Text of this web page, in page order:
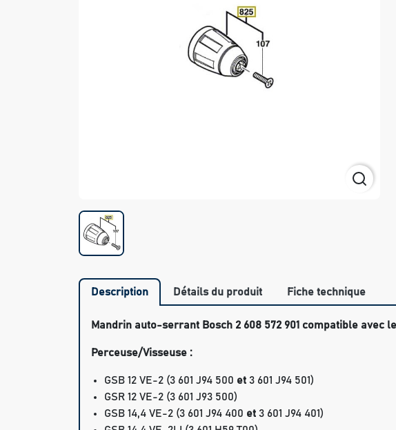
Description Détails du produit Fiche technique
Mandrin auto-serrant Bosch 2 608 572 901 compatible avec
Perceuse/Visseuse :
GSB 12 VE-2 (3 601 J94 500 et 3 601 J94 501)
GSR 12 VE-2 (3 601 J93 500)
GSB 14,4 VE-2 (3 601 J94 400 et 3 601 J94 401)